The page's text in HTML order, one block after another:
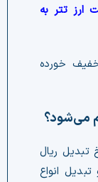
ارز تتر به
خورده
می‌شود؟
تبدیل ریال
انواع